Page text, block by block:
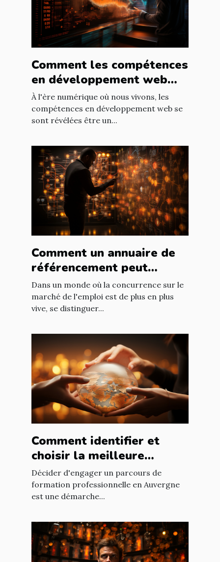
Comment les compétences
en développement web
peuvent accélérer votre
carrière
À l'ère numérique où nous vivons, les
compétences en développement web se
sont révélées être un...
Comment un annuaire de
référencement peut
booster votre recherche
d'emploi
Dans un monde où la concurrence sur le
marché de l'emploi est de plus en plus
vive, se distinguer...
Comment identifier et
choisir la meilleure
formation professionnelle
en Auvergne
Décider d'engager un parcours de
formation professionnelle en Auvergne
est une démarche...